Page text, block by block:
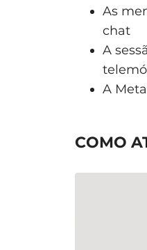
As
chat
A
A
COMO